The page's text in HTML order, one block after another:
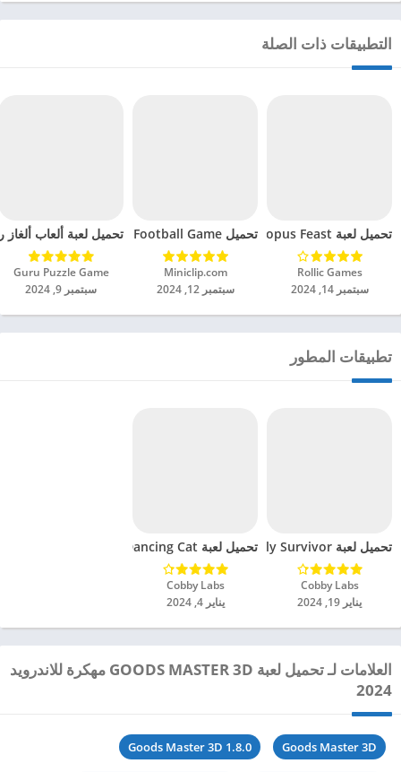
التطبيقات ذات الصلة
تحميل لعبة Octopus Feast مهكرة للاندرويد 2024
Rollic Games‏
سبتمبر 14, 2024
تحميل Soccer Hero PvP Football Game مهكرة للاندرويد 2024
Miniclip.com‏
سبتمبر 12, 2024
تحميل لعبة ألعاب ألغاز
Guru Puzzle Game‏
سبتمبر 9, 2024
تطبيقات المطور
تحميل لعبة Lonely Survivor مهكرة للاندرويد 2024
Cobby Labs‏
يناير 19, 2024
تحميل لعبة Dancing Cat مهكرة للاندرويد 2024
Cobby Labs‏
يناير 4, 2024
العلامات لـ تحميل لعبة GOODS MASTER 3D مهكرة للاندرويد
2024
Goods Master 3D
Goods Master 3D 1.8.0